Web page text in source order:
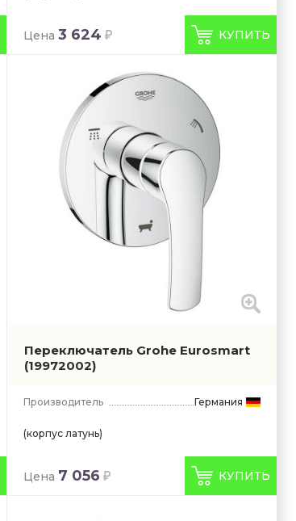
Цена 3 624 КУПИТЬ
Переключатель Grohe Eurosmart
(19972002)
Производитель Германия
(корпус латунь)
Цена 7 056 КУПИТЬ